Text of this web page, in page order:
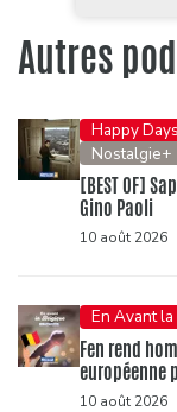
Autres
Happy
Nostalgie+
[BEST OF]
Gino Paoli
10 août 2026
En Avant
Fen rend
européenne
10 août 2026